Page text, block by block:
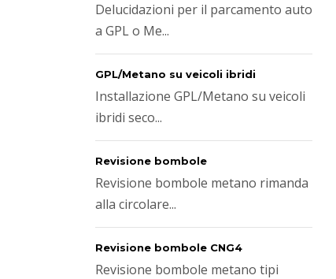
Delucidazioni per il parcamento auto
a GPL o Me...
GPL/Metano su veicoli ibridi
Installazione GPL/Metano su veicoli
ibridi seco...
Revisione bombole
Revisione bombole metano rimanda
alla circolare...
Revisione bombole CNG4
Revisione bombole metano tipi